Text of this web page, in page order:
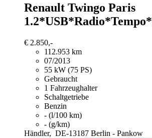
Renault Twingo Paris
€ 2.850,-
112.953 km
07/2013
55 kW (75 PS)
Gebraucht
1 Fahrzeughalter
Schaltgetriebe
Benzin
- (l/100 km)
- (g/km)
Händler, DE-13187 Berlin - Pankow